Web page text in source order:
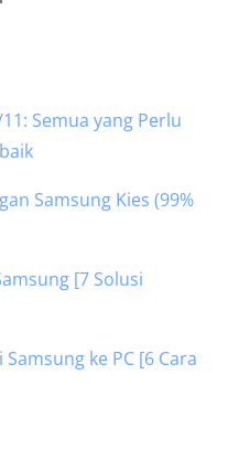
Semua yang Perlu
Samsung Kies (99%
[7 Solusi
ke PC [6 Cara